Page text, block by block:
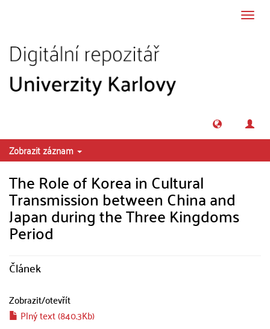
Zobrazit záznam
The Role of Korea in Cultural
Transmission between China and
Japan during the Three Kingdoms
Period
Článek
Zobrazit/otevřít
Plný text (840.3Kb)